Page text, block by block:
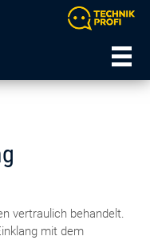
vertraulich behandelt.
mit dem